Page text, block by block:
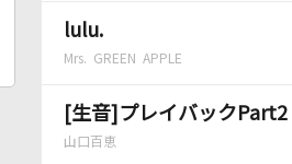
lulu.
Mrs. GREEN APPLE
[生音]プレイバックPart2
山口百恵